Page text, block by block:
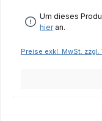
Um dieses
hieran.
Preise exkl. MwSt.